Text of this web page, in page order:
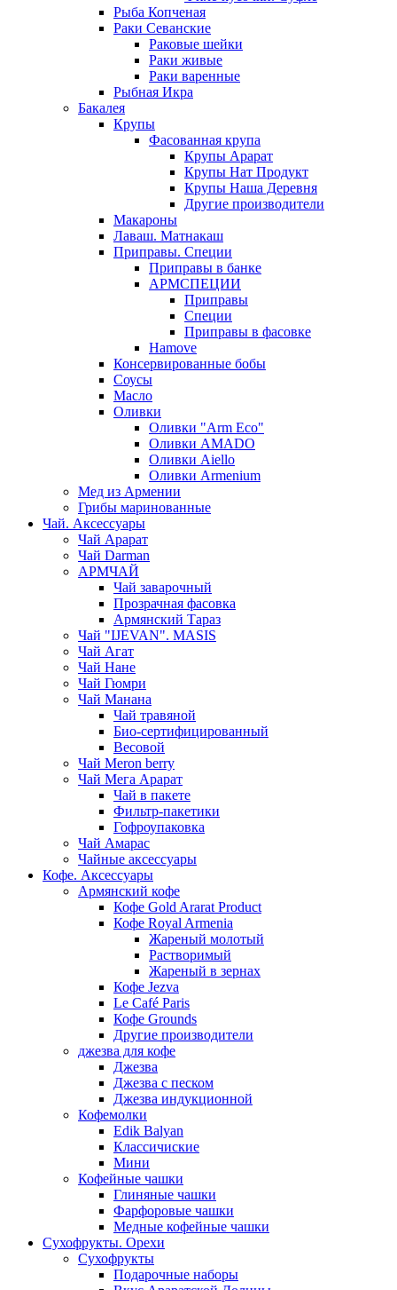
Рыба Копченая
Раки Севанские
Раковые шейки
Раки живые
Раки варенные
Рыбная Икра
Бакалея
Крупы
Фасованная крупа
Крупы Арарат
Крупы Нат Продукт
Крупы Наша Деревня
Другие производители
Макароны
Лаваш. Матнакаш
Приправы. Специи
Приправы в банке
АРМСПЕЦИИ
Приправы
Специи
Приправы в фасовке
Hamove
Консервированные бобы
Соусы
Масло
Оливки
Оливки "Arm Eco"
Оливки AMADO
Оливки Aiello
Оливки Armenium
Мед из Армении
Грибы маринованные
Чай. Аксессуары
Чай Арарат
Чай Darman
АРМЧАЙ
Чай заварочный
Прозрачная фасовка
Армянский Тараз
Чай "IJEVAN". MASIS
Чай Агат
Чай Нане
Чай Гюмри
Чай Манана
Чай травяной
Био-сертифицированный
Весовой
Чай Meron berry
Чай Мега Арарат
Чай в пакете
Фильтр-пакетики
Гофроупаковка
Чай Амарас
Чайные аксессуары
Кофе. Аксессуары
Армянский кофе
Кофе Gold Ararat Product
Кофе Royal Armenia
Жареный молотый
Растворимый
Жареный в зернах
Кофе Jezva
Le Café Paris
Кофе Grounds
Другие производители
джезва для кофе
Джезва
Джезва с песком
Джезва индукционной
Кофемолки
Edik Balyan
Классичиские
Мини
Кофейные чашки
Глиняные чашки
Фарфоровые чашки
Медные кофейные чашки
Сухофрукты. Орехи
Сухофрукты
Подарочные наборы